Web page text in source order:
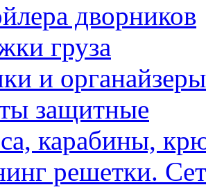
дворников
груза
и органайзеры
защитные
карабины,
решетки.